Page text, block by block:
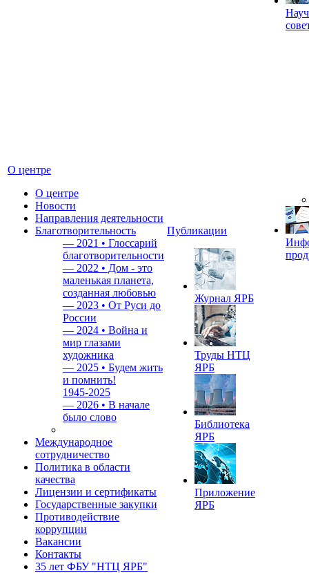
О центре
О центре
Новости
Направления деятельности
Благотворительность
— 2021 • Глоссарий
благотворительности
— 2022 • Дом - это
маленькая планета,
созданная любовью
— 2023 • От Руси до
России
— 2024 • Война и
мир глазами
художника
— 2025 • Будем жить
и помнить!
1945-2025
— 2026 • В начале
было слово
Международное
сотрудничество
Политика в области
качества
Лицензии и сертификаты
Государственные закупки
Противодействие
коррупции
Вакансии
Контакты
35 лет ФБУ "НТЦ ЯРБ"
Публикации
Журнал ЯРБ
Труды НТЦ
ЯРБ
Библиотека
ЯРБ
Приложение
ЯРБ